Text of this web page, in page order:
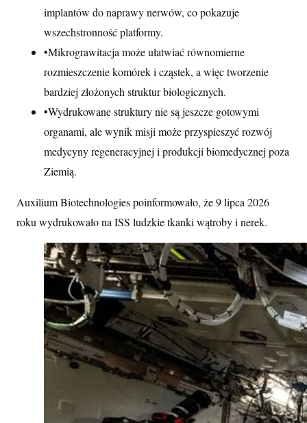
implantów do naprawy nerwów, co pokazuje
wszechstronność platformy.
•Mikrograwitacja może ułatwiać równomierne
rozmieszczenie komórek i cząstek, a więc tworzenie
bardziej złożonych struktur biologicznych.
•Wydrukowane struktury nie są jeszcze gotowymi
organami, ale wynik misji może przyspieszyć rozwój
medycyny regeneracyjnej i produkcji biomedycznej poza
Ziemią.
Auxilium Biotechnologies poinformowało, że 9 lipca 2026
roku wydrukowało na ISS ludzkie tkanki wątroby i nerek.